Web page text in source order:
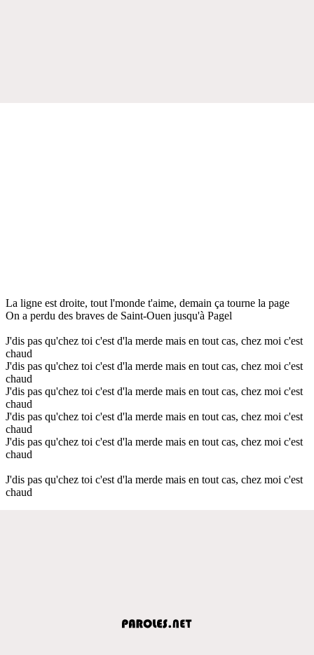
La ligne est droite, tout l'monde t'aime, demain ça tourne la page
On a perdu des braves de Saint-Ouen jusqu'à Pagel
J'dis pas qu'chez toi c'est d'la merde mais en tout cas, chez moi c'est
chaud
J'dis pas qu'chez toi c'est d'la merde mais en tout cas, chez moi c'est
chaud
J'dis pas qu'chez toi c'est d'la merde mais en tout cas, chez moi c'est
chaud
J'dis pas qu'chez toi c'est d'la merde mais en tout cas, chez moi c'est
chaud
J'dis pas qu'chez toi c'est d'la merde mais en tout cas, chez moi c'est
chaud
J'dis pas qu'chez toi c'est d'la merde mais en tout cas, chez moi c'est
chaud